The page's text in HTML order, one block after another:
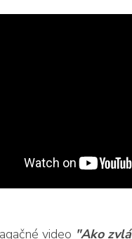
video "Ako